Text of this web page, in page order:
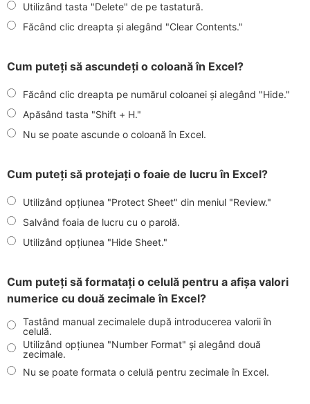
Utilizând tasta "Delete" de pe tastatură.
Făcând clic dreapta și alegând "Clear Contents."
Cum puteți să ascundeți o coloană în Excel?
Făcând clic dreapta pe numărul coloanei și alegând "Hide."
Apăsând tasta "Shift + H."
Nu se poate ascunde o coloană în Excel.
Cum puteți să protejați o foaie de lucru în Excel?
Utilizând opțiunea "Protect Sheet" din meniul "Review."
Salvând foaia de lucru cu o parolă.
Utilizând opțiunea "Hide Sheet."
Cum puteți să formatați o celulă pentru a afișa valori
numerice cu două zecimale în Excel?
Tastând manual zecimalele după introducerea valorii în
celulă.
Utilizând opțiunea "Number Format" și alegând două
zecimale.
Nu se poate formata o celulă pentru zecimale în Excel.